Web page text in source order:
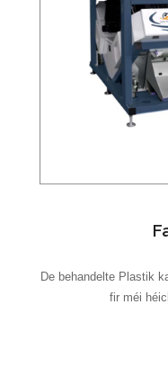
De behandelte Plastik
fir méi